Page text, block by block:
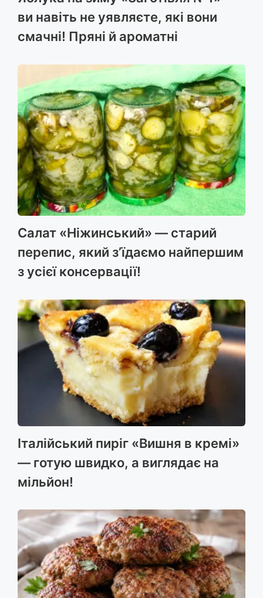
ви навіть не уявляєте, які вони
смачні! Пряні й ароматні
Салат «Ніжинський» — старий
перепис, який з’їдаємо найпершим
з усієї консервації!
Італійський пиріг «Вишня в кремі»
— готую швидко, а виглядає на
мільйон!